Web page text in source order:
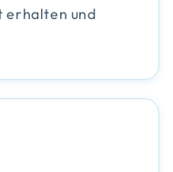
erhalten und